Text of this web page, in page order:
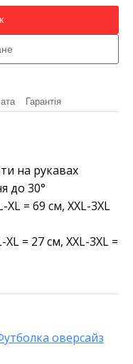
Гарантія
на рукавах
до 30°
= 69 см, XXL-3XL
= 27 см, XXL-3XL =
оверсайз